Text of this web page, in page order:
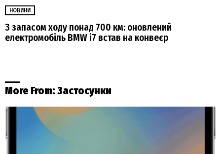
НОВИНИ
З запасом ходу понад 700 км: оновлений
електромобіль BMW i7 встав на конвеєр
More From:Застосунки